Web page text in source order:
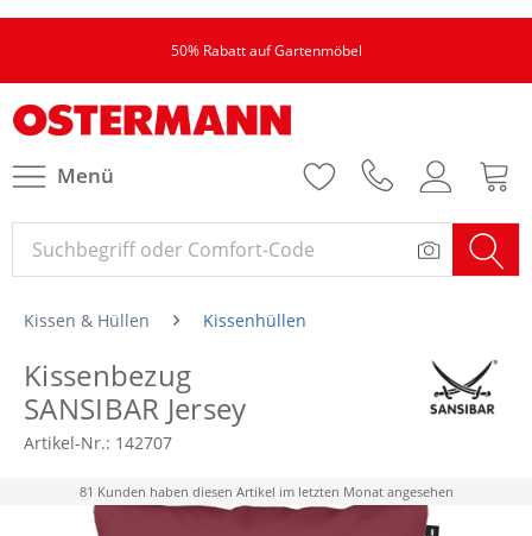
50% Rabatt auf Gartenmöbel
Menü
Kissen & Hüllen Kissenhüllen
Kissenbezug
SANSIBAR Jersey
Artikel-Nr.: 142707
81 Kunden haben diesen Artikel im letzten Monat angesehen